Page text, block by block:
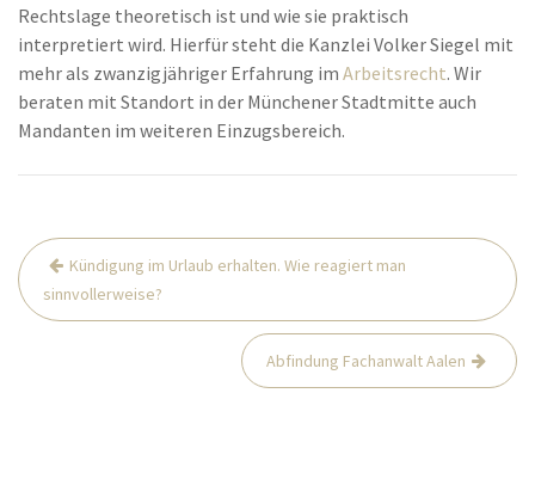
Rechtslage theoretisch ist und wie sie praktisch
interpretiert wird. Hierfür steht die Kanzlei Volker Siegel mit
mehr als zwanzigjähriger Erfahrung im Arbeitsrecht. Wir
beraten mit Standort in der Münchener Stadtmitte auch
Mandanten im weiteren Einzugsbereich.
Beitrags-
Navigation
Kündigung im Urlaub erhalten. Wie reagiert man
sinnvollerweise?
Abfindung Fachanwalt Aalen